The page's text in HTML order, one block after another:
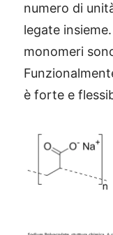
numero di
legate
monomeri
è forte e